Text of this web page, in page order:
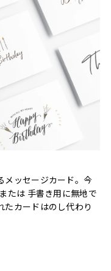
メッセージカード。今
たは 手書き用に無地で
たカードはのし代わり